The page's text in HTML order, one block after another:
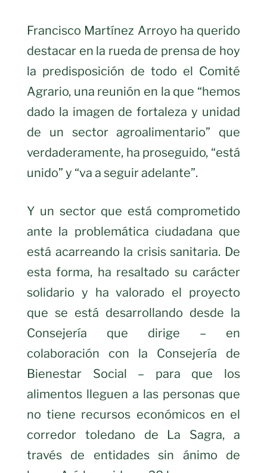
Francisco Martínez Arroyo ha querido
destacar en la rueda de prensa de hoy
la predisposición de todo el Comité
Agrario, una reunión en la que “hemos
dado la imagen de fortaleza y unidad
de un sector agroalimentario” que
verdaderamente, ha proseguido, “está
unido” y “va a seguir adelante”.
Y un sector que está comprometido
ante la problemática ciudadana que
está acarreando la crisis sanitaria. De
esta forma, ha resaltado su carácter
solidario y ha valorado el proyecto
que se está desarrollando desde la
Consejería que dirige – en
colaboración con la Consejería de
Bienestar Social – para que los
alimentos lleguen a las personas que
no tiene recursos económicos en el
corredor toledano de La Sagra, a
través de entidades sin ánimo de